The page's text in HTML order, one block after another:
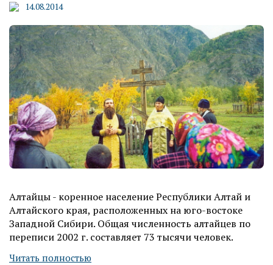
14.08.2014
Алтайцы - коренное население Республики Алтай и
Алтайского края, расположенных на юго-востоке
Западной Сибири. Общая численность алтайцев по
переписи 2002 г. составляет 73 тысячи человек.
Читать полностью